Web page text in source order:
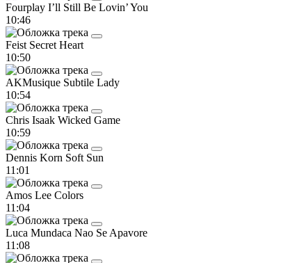
Fourplay I’ll Still Be Lovin’ You
10:46
Feist Secret Heart
10:50
AKMusique Subtile Lady
10:54
Chris Isaak Wicked Game
10:59
Dennis Korn Soft Sun
11:01
Amos Lee Colors
11:04
Luca Mundaca Nao Se Apavore
11:08